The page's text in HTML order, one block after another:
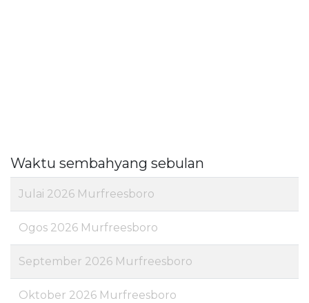
Waktu sembahyang sebulan
Julai 2026 Murfreesboro
Ogos 2026 Murfreesboro
September 2026 Murfreesboro
Oktober 2026 Murfreesboro